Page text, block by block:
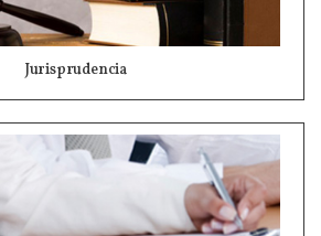
Jurisprudencia